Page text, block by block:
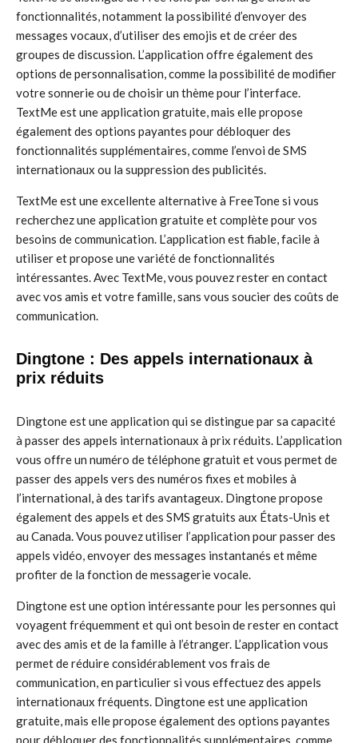
fonctionnalités, notamment la possibilité d’envoyer des
messages vocaux, d’utiliser des emojis et de créer des
groupes de discussion. L’application offre également des
options de personnalisation, comme la possibilité de modifier
votre sonnerie ou de choisir un thème pour l’interface.
TextMe est une application gratuite, mais elle propose
également des options payantes pour débloquer des
fonctionnalités supplémentaires, comme l’envoi de SMS
internationaux ou la suppression des publicités.
TextMe est une excellente alternative à FreeTone si vous
recherchez une application gratuite et complète pour vos
besoins de communication. L’application est fiable, facile à
utiliser et propose une variété de fonctionnalités
intéressantes. Avec TextMe, vous pouvez rester en contact
avec vos amis et votre famille, sans vous soucier des coûts de
communication.
Dingtone : Des appels internationaux à
prix réduits
Dingtone est une application qui se distingue par sa capacité
à passer des appels internationaux à prix réduits. L’application
vous offre un numéro de téléphone gratuit et vous permet de
passer des appels vers des numéros fixes et mobiles à
l’international, à des tarifs avantageux. Dingtone propose
également des appels et des SMS gratuits aux États-Unis et
au Canada. Vous pouvez utiliser l’application pour passer des
appels vidéo, envoyer des messages instantanés et même
profiter de la fonction de messagerie vocale.
Dingtone est une option intéressante pour les personnes qui
voyagent fréquemment et qui ont besoin de rester en contact
avec des amis et de la famille à l’étranger. L’application vous
permet de réduire considérablement vos frais de
communication, en particulier si vous effectuez des appels
internationaux fréquents. Dingtone est une application
gratuite, mais elle propose également des options payantes
pour débloquer des fonctionnalités supplémentaires, comme